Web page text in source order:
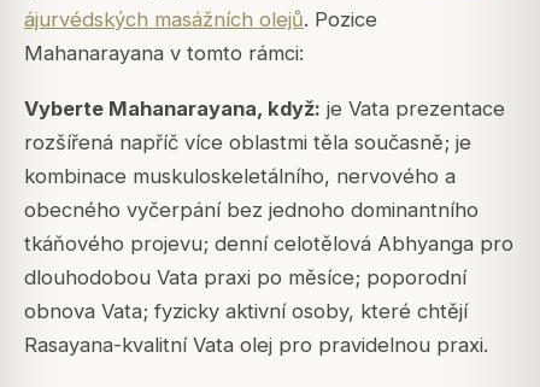
ájurvédských masážních olejů. Pozice
Mahanarayana v tomto rámci:
Vyberte Mahanarayana, když: je Vata prezentace
rozšířená napříč více oblastmi těla současně; je
kombinace muskuloskeletálního, nervového a
obecného vyčerpání bez jednoho dominantního
tkáňového projevu; denní celotělová Abhyanga pro
dlouhodobou Vata praxi po měsíce; poporodní
obnova Vata; fyzicky aktivní osoby, které chtějí
Rasayana-kvalitní Vata olej pro pravidelnou praxi.